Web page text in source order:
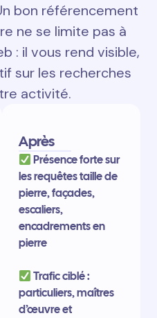
bon référencement
ne se limite pas à
: il vous rend visible,
sur les recherches
activité.
Après
Présence forte sur
les requêtes taille de
pierre, façades,
escaliers,
encadrements en
pierre
Trafic ciblé :
particuliers, maîtres
d’œuvre et